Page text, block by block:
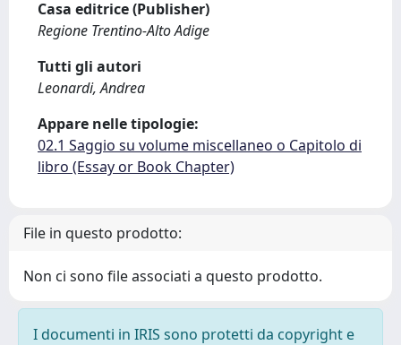
Casa editrice (Publisher)
Regione Trentino-Alto Adige
Tutti gli autori
Leonardi, Andrea
Appare nelle tipologie:
02.1 Saggio su volume miscellaneo o Capitolo di
libro (Essay or Book Chapter)
File in questo prodotto:
Non ci sono file associati a questo prodotto.
I documenti in IRIS sono protetti da copyright e